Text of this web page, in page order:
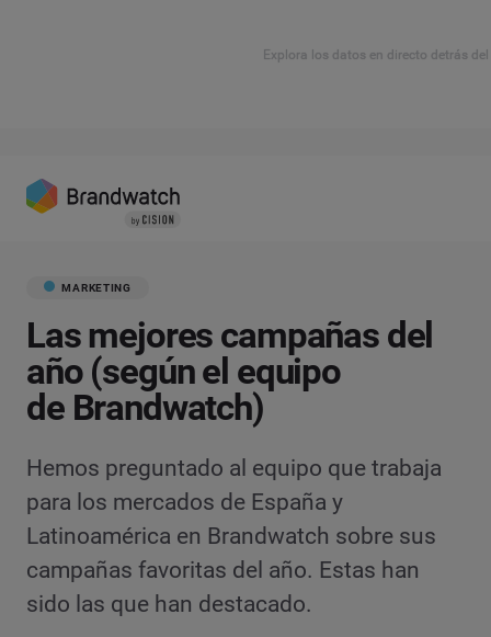
Explora los datos en directo detrás
MARKETING
Las mejores campañas del
año (según el equipo
de Brandwatch)
Hemos preguntado al equipo que trabaja
para los mercados de España y
Latinoamérica en Brandwatch sobre sus
campañas favoritas del año. Estas han
sido las que han destacado.